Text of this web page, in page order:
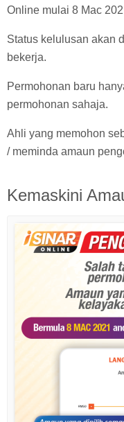
Online mulai 8 Mac
Status kelulusan akan
bekerja.
Permohonan baru
permohonan sahaja.
Ahli yang memohon
/ meminda amaun
Kemaskini